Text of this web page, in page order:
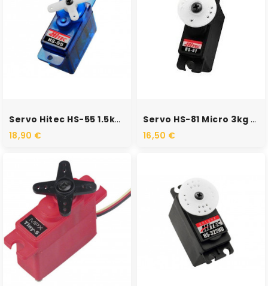
Servo Hitec HS-55 1.5kg@6V
18,90 €
Servo HS-81 Micro 3kg 0.9s 6V
16,50 €